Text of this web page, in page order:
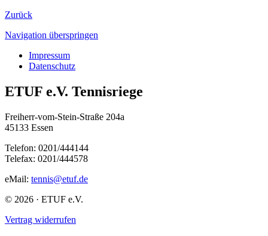
Zurück
Navigation überspringen
Impressum
Datenschutz
ETUF e.V. Tennisriege
Freiherr-vom-Stein-Straße 204a
45133 Essen
Telefon: 0201/444144
Telefax: 0201/444578
eMail: tennis@etuf.de
© 2026 · ETUF e.V.
Vertrag widerrufen